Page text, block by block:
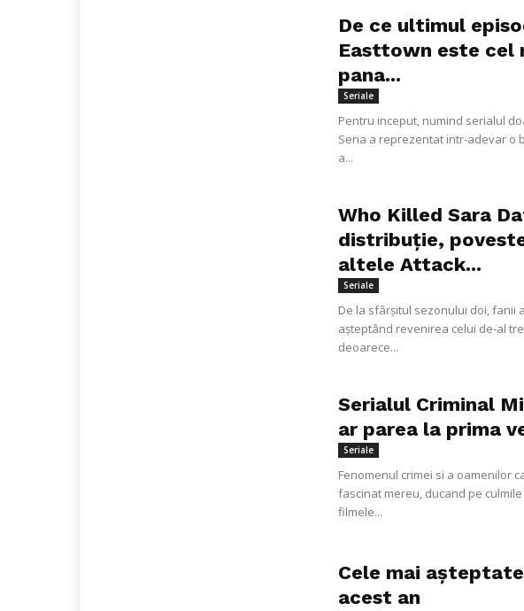
De ce ultimul
Easttown este cel
pana...
Seriale
Pentru inceput, numind serialul
Seria a reprezentat intr-adevar o
a...
Who Killed Sara
distribuție,
altele Attack...
Seriale
De la sfârșitul sezonului doi, fanii
așteptând revenirea celui de-al
deoarece...
Serialul Criminal
ar parea la prima
Seriale
Fenomenul crimei si a oamenilor
fascinat mereu, ducand pe
filmele...
Cele mai
acest an